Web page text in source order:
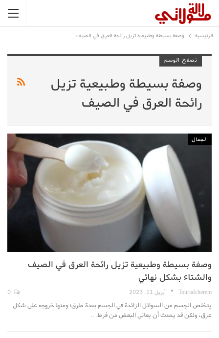
الرئيسية وصفة بسيطة وطبيعية تزيل رائحة العرق في الصيف
تصفح الوسم
وصفة بسيطة وطبيعية تزيل
رائحة العرق في الصيف
الجمال
وصفة بسيطة وطبيعية تزيل رائحة العرق في الصيف
والشتاء بشكل نهائي
TouriaIcherem أبريل 11, 2023
يتخلص الجسم من السوائل الزائدة في الجسم بعدة طرق؛ ومنها خروجه على شكل
عرق، ولكن قد يحدث أن يعاني البعض من فرط…